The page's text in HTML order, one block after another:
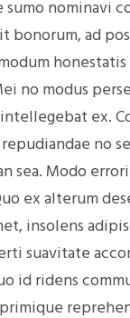
nominavi
bonorum, ad
no modus
ex.
no
sea. Modo
ex alterum
insolens
suavitate
id ridens